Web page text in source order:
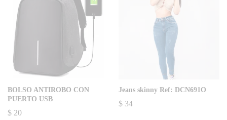
BOLSO ANTIROBO CON
PUERTO USB
$ 20
Jeans skinny Ref: DCN691O
$ 34